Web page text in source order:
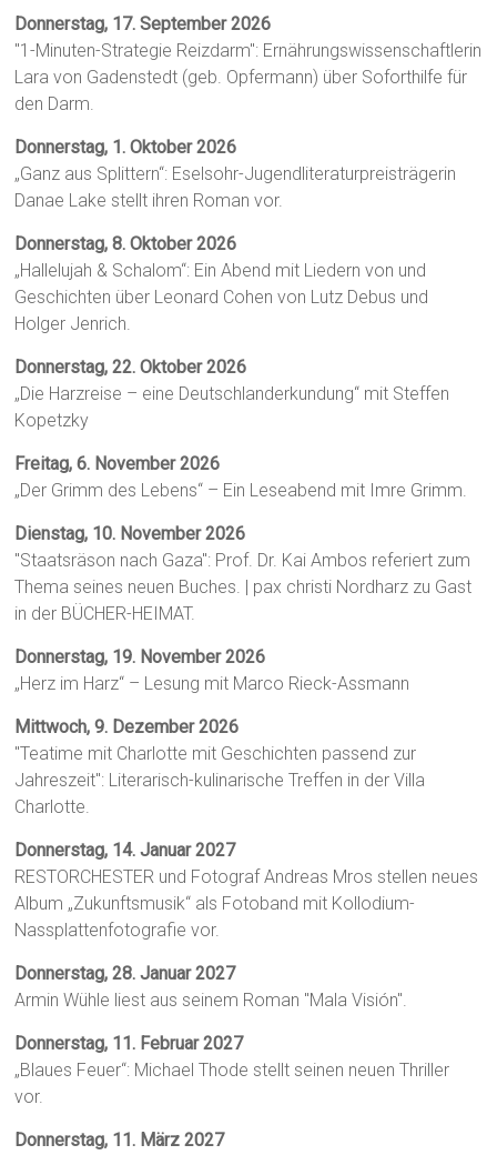
Donnerstag, 17. September 2026
"1-Minuten-Strategie Reizdarm": Ernährungswissenschaftlerin
Lara von Gadenstedt (geb. Opfermann) über Soforthilfe für
den Darm.
Donnerstag, 1. Oktober 2026
„Ganz aus Splittern“: Eselsohr-Jugendliteraturpreisträgerin
Danae Lake stellt ihren Roman vor.
Donnerstag, 8. Oktober 2026
„Hallelujah & Schalom“: Ein Abend mit Liedern von und
Geschichten über Leonard Cohen von Lutz Debus und
Holger Jenrich.
Donnerstag, 22. Oktober 2026
„Die Harzreise – eine Deutschlanderkundung“ mit Steffen
Kopetzky
Freitag, 6. November 2026
„Der Grimm des Lebens“ – Ein Leseabend mit Imre Grimm.
Dienstag, 10. November 2026
"Staatsräson nach Gaza": Prof. Dr. Kai Ambos referiert zum
Thema seines neuen Buches. | pax christi Nordharz zu Gast
in der BÜCHER-HEIMAT.
Donnerstag, 19. November 2026
„Herz im Harz“ – Lesung mit Marco Rieck-Assmann
Mittwoch, 9. Dezember 2026
"Teatime mit Charlotte mit Geschichten passend zur
Jahreszeit": Literarisch-kulinarische Treffen in der Villa
Charlotte.
Donnerstag, 14. Januar 2027
RESTORCHESTER und Fotograf Andreas Mros stellen neues
Album „Zukunftsmusik“ als Fotoband mit Kollodium-
Nassplattenfotografie vor.
Donnerstag, 28. Januar 2027
Armin Wühle liest aus seinem Roman "Mala Visión".
Donnerstag, 11. Februar 2027
„Blaues Feuer“: Michael Thode stellt seinen neuen Thriller
vor.
Donnerstag, 11. März 2027